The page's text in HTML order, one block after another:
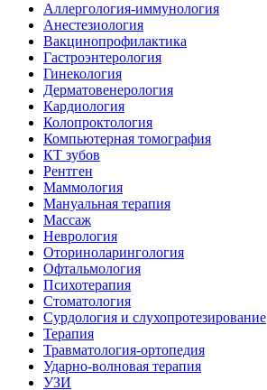
Аллергология-иммунология
Анестезиология
Вакцинопрофилактика
Гастроэнтерология
Гинекология
Дерматовенерология
Кардиология
Колопроктология
Компьютерная томография
КТ зубов
Рентген
Маммология
Мануальная терапия
Массаж
Неврология
Оториноларингология
Офтальмология
Психотерапия
Стоматология
Сурдология и слухопротезирование
Терапия
Травматология-ортопедия
Ударно-волновая терапия
УЗИ